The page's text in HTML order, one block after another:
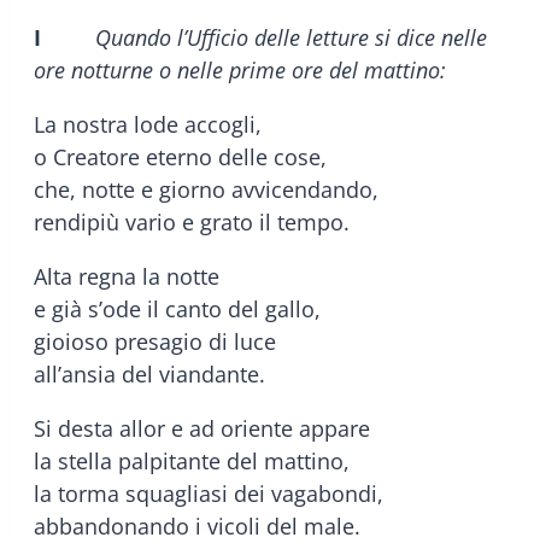
I
Quando l’Ufficio delle letture si dice nelle
ore notturne o nelle prime ore del mattino:
La nostra lode accogli,
o Creatore eterno delle cose,
che, notte e giorno avvicendando,
rendipiù vario e grato il tempo.
Alta regna la notte
e già s’ode il canto del gallo,
gioioso presagio di luce
all’ansia del viandante.
Si desta allor e ad oriente appare
la stella palpitante del mattino,
la torma squagliasi dei vagabondi,
abbandonando i vicoli del male.